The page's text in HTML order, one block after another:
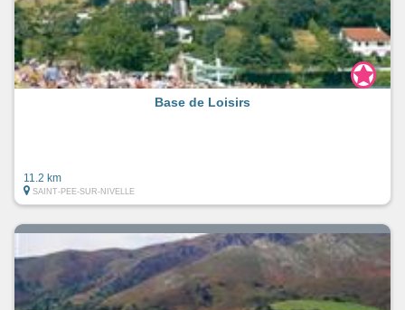
Base de Loisirs
11.2 km
SAINT-PEE-SUR-NIVELLE